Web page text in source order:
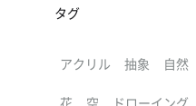
タグ
アクリル 抽象 自然
花 空 ドローイング